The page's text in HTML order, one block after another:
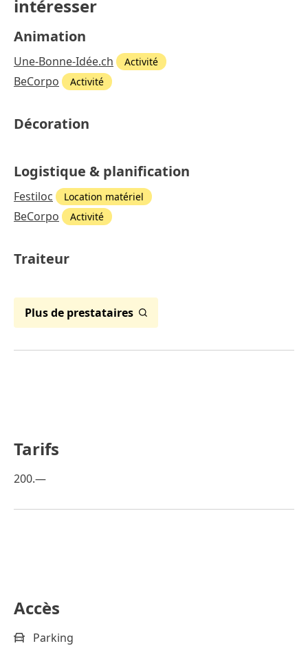
intéresser
Animation
Une-Bonne-Idée.ch Activité
BeCorpo Activité
Décoration
Logistique & planification
Festiloc Location matériel
BeCorpo Activité
Traiteur
Plus de prestataires
Tarifs
200.—
Accès
Parking